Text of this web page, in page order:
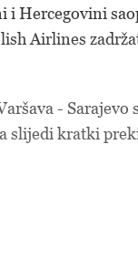
i Hercegovini
Airlines
- Sarajevo
slijedi kratki